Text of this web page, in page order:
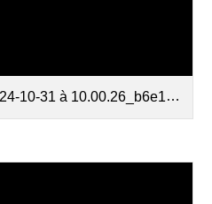
31 à 10.00.26_b6e12840.mp4